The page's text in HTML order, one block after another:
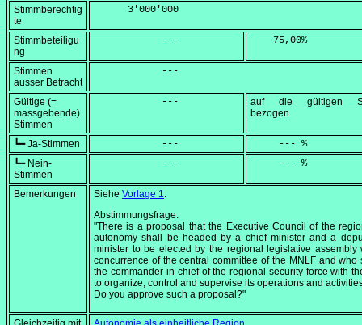
Stimmberechtig
te
      3'000'000
Stimmbeteiligu
ng
            ---
    75,00
%
Stimmen
ausser Betracht
            ---
Gültige (=
massgebende)
Stimmen
            ---
auf die gültigen
bezogen
┗━ Ja-Stimmen
            ---
     --- %
┗━ Nein-
Stimmen
            ---
     --- %
Bemerkungen Siehe Vorlage 1.
Abstimmungsfrage:
"There is a proposal that the Executive Council of the
autonomy shall be headed by a chief minister and a
minister to be elected by the regional legislative assembly
concurrence of the central committee of the MNLF and who
the commander-in-chief of the regional security force with
to organize, control and supervise its operations and
Do you approve such a proposal?"